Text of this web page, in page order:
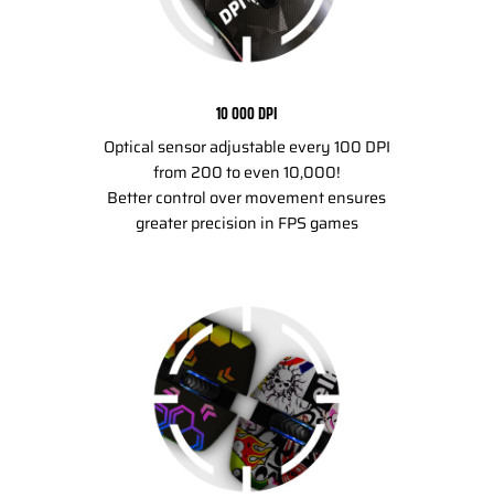
10 000 DPI
Optical sensor adjustable every 100 DPI
from 200 to even 10,000!
Better control over movement ensures
greater precision in FPS games